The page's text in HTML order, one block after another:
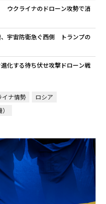
ウクライナのドローン攻勢で消
宇宙防衛急ぐ西側 トランプの
化する待ち伏せ攻撃ドローン戦
ナ情勢
ロシア